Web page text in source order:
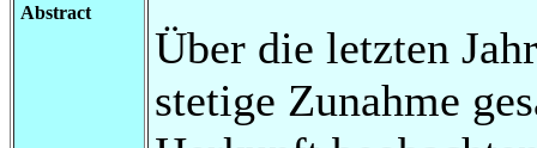
Abstract
Über die letzten
stetige Zunahme